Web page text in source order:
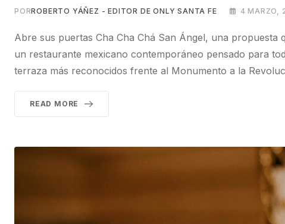
PORROBERTO YÁÑEZ - EDITOR DE ONLY SANTA FE 4 MARZO,
Abre sus puertas Cha Cha Chá San Ángel, una
un restaurante mexicano contemporáneo pensado para
terraza más reconocidos frente al Monumento a la
READ MORE